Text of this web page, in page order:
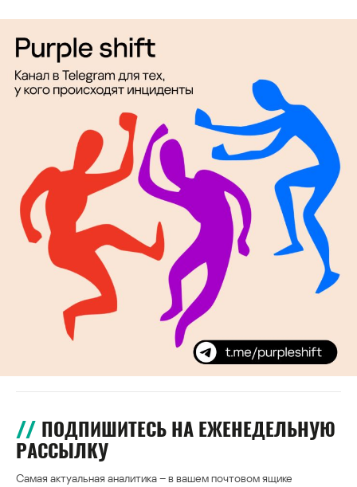
ПОДПИШИТЕСЬ НА ЕЖЕНЕДЕЛЬНУЮ
РАССЫЛКУ
Самая актуальная аналитика – в вашем почтовом ящике